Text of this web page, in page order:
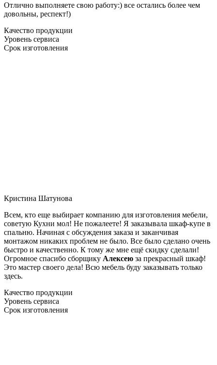
Отлично выполняете свою работу:) все остались более чем
довольны, респект!)
Качество продукции
Уровень сервиса
Срок изготовления
Кристина Шатунова
Всем, кто еще выбирает компанию для изготовления мебели,
советую Кухни мол! Не пожалеете! Я заказывала шкаф-купе в
спальню. Начиная с обсуждения заказа и заканчивая
монтажом никаких проблем не было. Все было сделано очень
быстро и качественно. К тому же мне ещё скидку сделали!
Огромное спасибо сборщику Алексею за прекрасный шкаф!
Это мастер своего дела! Всю мебель буду заказывать только
здесь.
Качество продукции
Уровень сервиса
Срок изготовления